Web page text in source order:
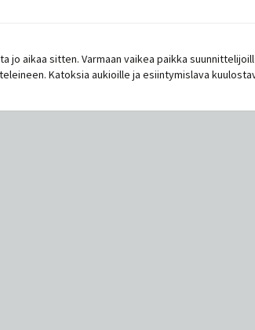
aikaa sitten. Varmaan vaikea paikka
Katoksia aukioille ja esiintymislava